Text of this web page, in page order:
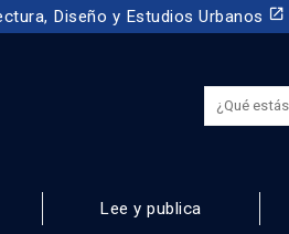
Diseño y Estudios Urbanos launch
Lee y publica